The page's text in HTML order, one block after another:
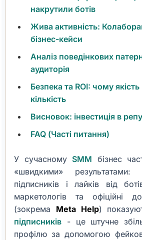
накрутили ботів
Жива активність:
бізнес-кейси
Аналіз поведінкових
аудиторія
Безпека та ROI: чому
кількість
Висновок: інвестиція в
FAQ (Часті питання)
У сучасному SMM бізнес
«швидкими» результатами:
підписників і лайків від
маркетологів та офіційні
(зокрема Meta Help)
підписників - це штучне
профілю за допомогою